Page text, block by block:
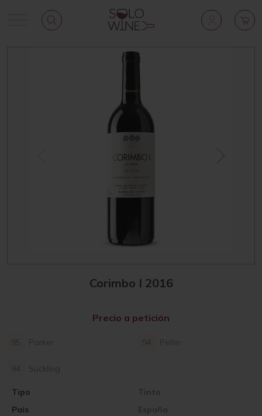
Corimbo I 2016
Parker Peñín
Suckling
Pais España
Tipo Tinto
Precio a petición